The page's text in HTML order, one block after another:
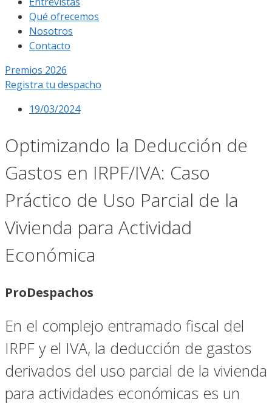
Qué ofrecemos
Nosotros
Contacto
Premios 2026
Registra tu despacho
19/03/2024
Optimizando la Deducción de
Gastos en IRPF/IVA: Caso
Práctico de Uso Parcial de la
Vivienda para Actividad
Económica
ProDespachos
En el complejo entramado fiscal del
IRPF y el IVA, la deducción de gastos
derivados del uso parcial de la vivienda
para actividades económicas es un